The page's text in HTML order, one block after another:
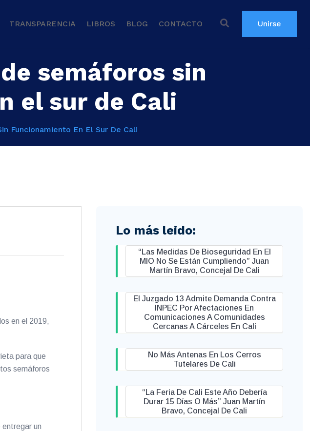
TRANSPARENCIA LIBROS BLOG CONTACTO Unirse
semáforos sin
el sur de Cali
Funcionamiento En El Sur De Cali
en el 2019,
para que
semáforos
un
Lo más leido:
“Las Medidas De Bioseguridad En El
MIO No Se Están Cumpliendo” Juan
Martín Bravo, Concejal De Cali
El Juzgado 13 Admite Demanda Contra
INPEC Por Afectaciones En
Comunicaciones A Comunidades
Cercanas A Cárceles En Cali
No Más Antenas En Los Cerros
Tutelares De Cali
“La Feria De Cali Este Año Debería
Durar 15 Días O Más” Juan Martín
Bravo, Concejal De Cali